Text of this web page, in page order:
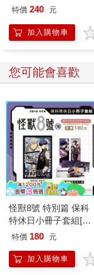
特價 240 元
加入購物車
您可能會喜歡
怪獸8號 特別篇 保科
特休日小冊子套組[限
加購]
特價 180 元
加入購物車